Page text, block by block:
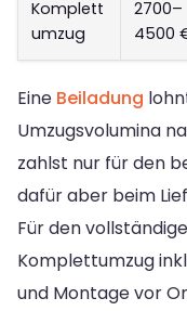
Komplett
umzug
2700–
4500
Eine Beiladung
Umzugsvolumina
zahlst nur für den
dafür aber beim
Für den
Komplettumzug
und Montage vor